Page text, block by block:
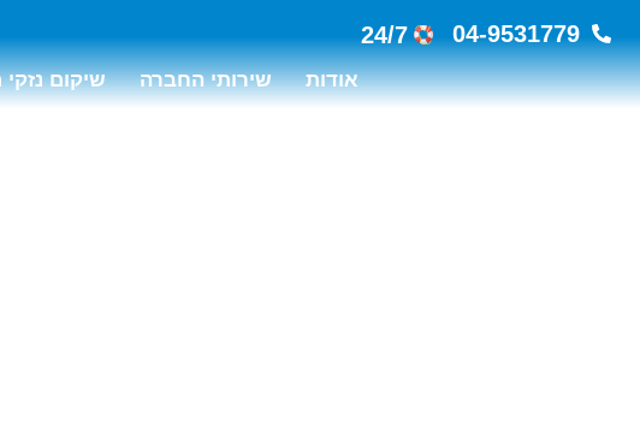
04-9531779
24/7
אודות שירותי החברה שיקום